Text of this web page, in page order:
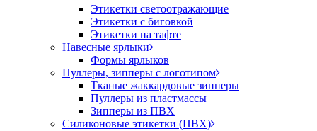
Этикетки светоотражающие
Этикетки с биговкой
Этикетки на тафте
Навесные ярлыки
Формы ярлыков
Пуллеры, зипперы с логотипом
Тканые жаккардовые зипперы
Пуллеры из пластмассы
Зипперы из ПВХ
Силиконовые этикетки (ПВХ)